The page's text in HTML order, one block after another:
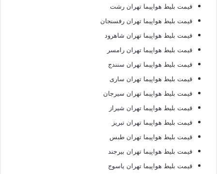
قیمت بلیط هواپیما تهران رشت
قیمت بلیط هواپیما تهران رفسنجان
قیمت بلیط هواپیما تهران شاهرود
قیمت بلیط هواپیما تهران رامسر
قیمت بلیط هواپیما تهران سنندج
قیمت بلیط هواپیما تهران ساری
قیمت بلیط هواپیما تهران سیرجان
قیمت بلیط هواپیما تهران شیراز
قیمت بلیط هواپیما تهران تبریز
قیمت بلیط هواپیما تهران طبس
قیمت بلیط هواپیما تهران بیرجند
قیمت بلیط هواپیما تهران یاسوج